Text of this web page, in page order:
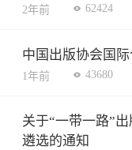
2年前 62424
中国出版协会国
1年前 43680
关于“一带一路”
遴选的通知